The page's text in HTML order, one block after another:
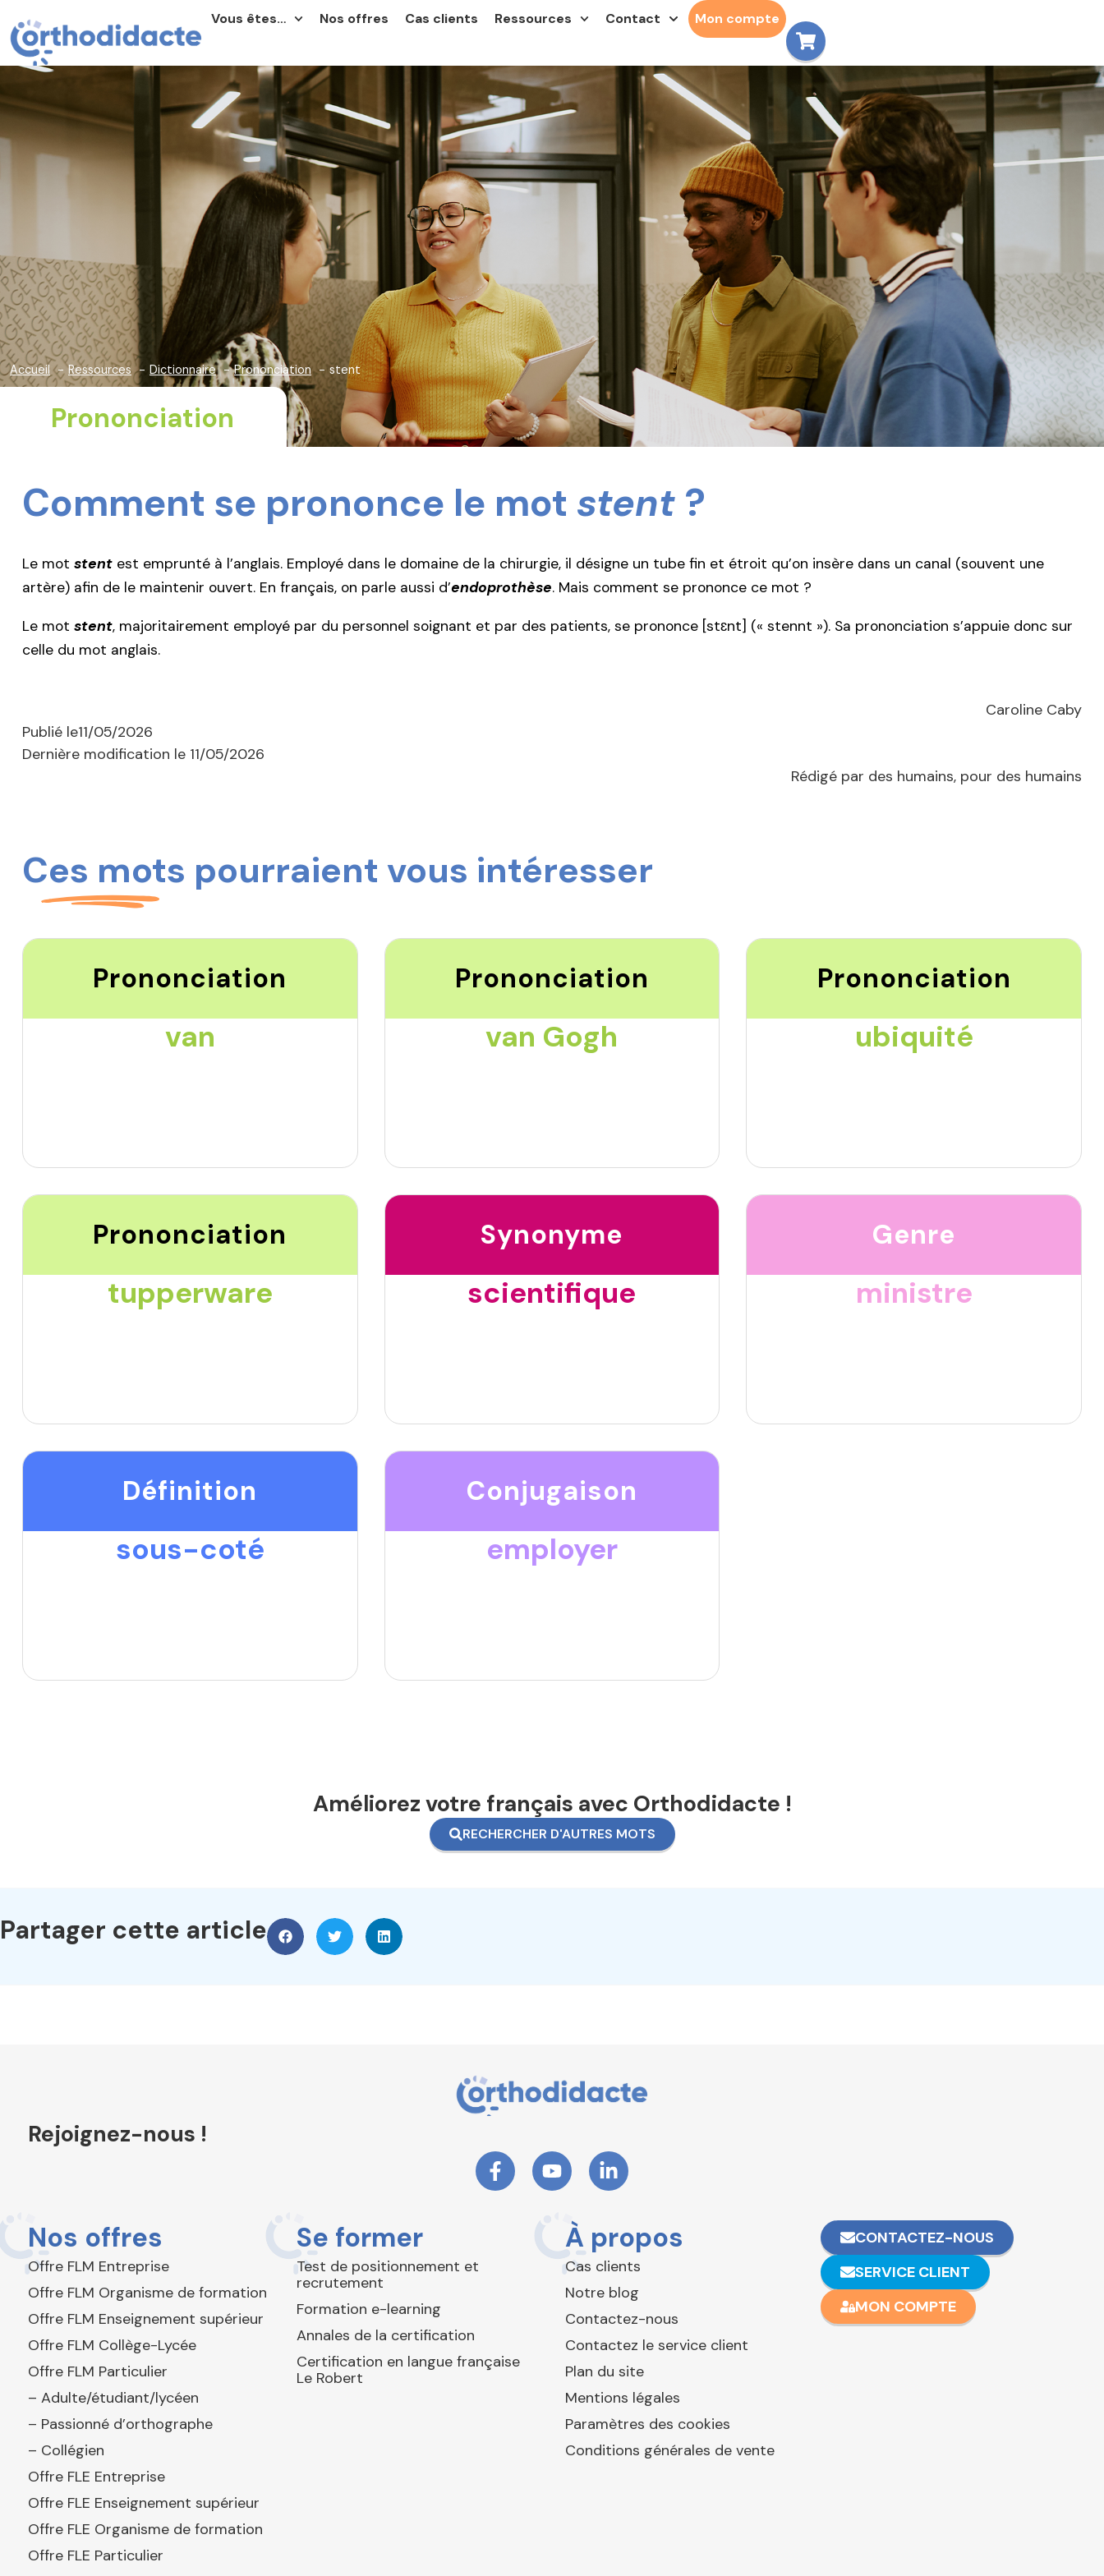
Vous êtes… Nos offres Cas clients Ressources Contact Mon compte
Accueil Ressources Dictionnaire Prononciation stent
Prononciation
Comment se prononce le mot stent ?
Le mot stent est emprunté à l’anglais. Employé dans le domaine de la chirurgie, il désigne un tube fin et étroit qu’on insère dans un canal (souvent une
artère) afin de le maintenir ouvert. En français, on parle aussi d’endoprothèse. Mais comment se prononce ce mot ?
Le mot stent, majoritairement employé par du personnel soignant et par des patients, se prononce [stɛnt] (« stennt »). Sa prononciation s’appuie donc sur
celle du mot anglais.
Caroline Caby
Publié le11/05/2026
Dernière modification le 11/05/2026
Rédigé par des humains, pour des humains
Ces mots pourraient vous intéresser
Prononciation
van
Prononciation
van Gogh
Prononciation
ubiquité
Prononciation
tupperware
Synonyme
scientifique
Genre
ministre
Définition
sous-coté
Conjugaison
employer
Améliorez votre français avec Orthodidacte !
RECHERCHER D'AUTRES MOTS
Partager cette article
Rejoignez-nous !
Nos offres
Offre FLM Entreprise
Offre FLM Organisme de formation
Offre FLM Enseignement supérieur
Offre FLM Collège-Lycée
Offre FLM Particulier
– Adulte/étudiant/lycéen
– Passionné d’orthographe
– Collégien
Offre FLE Entreprise
Offre FLE Enseignement supérieur
Offre FLE Organisme de formation
Offre FLE Particulier
Se former
Test de positionnement et
recrutement
Formation e-learning
Annales de la certification
Certification en langue française
Le Robert
À propos
Cas clients
Notre blog
Contactez-nous
Contactez le service client
Plan du site
Mentions légales
Paramètres des cookies
Conditions générales de vente
CONTACTEZ-NOUS
SERVICE CLIENT
MON COMPTE